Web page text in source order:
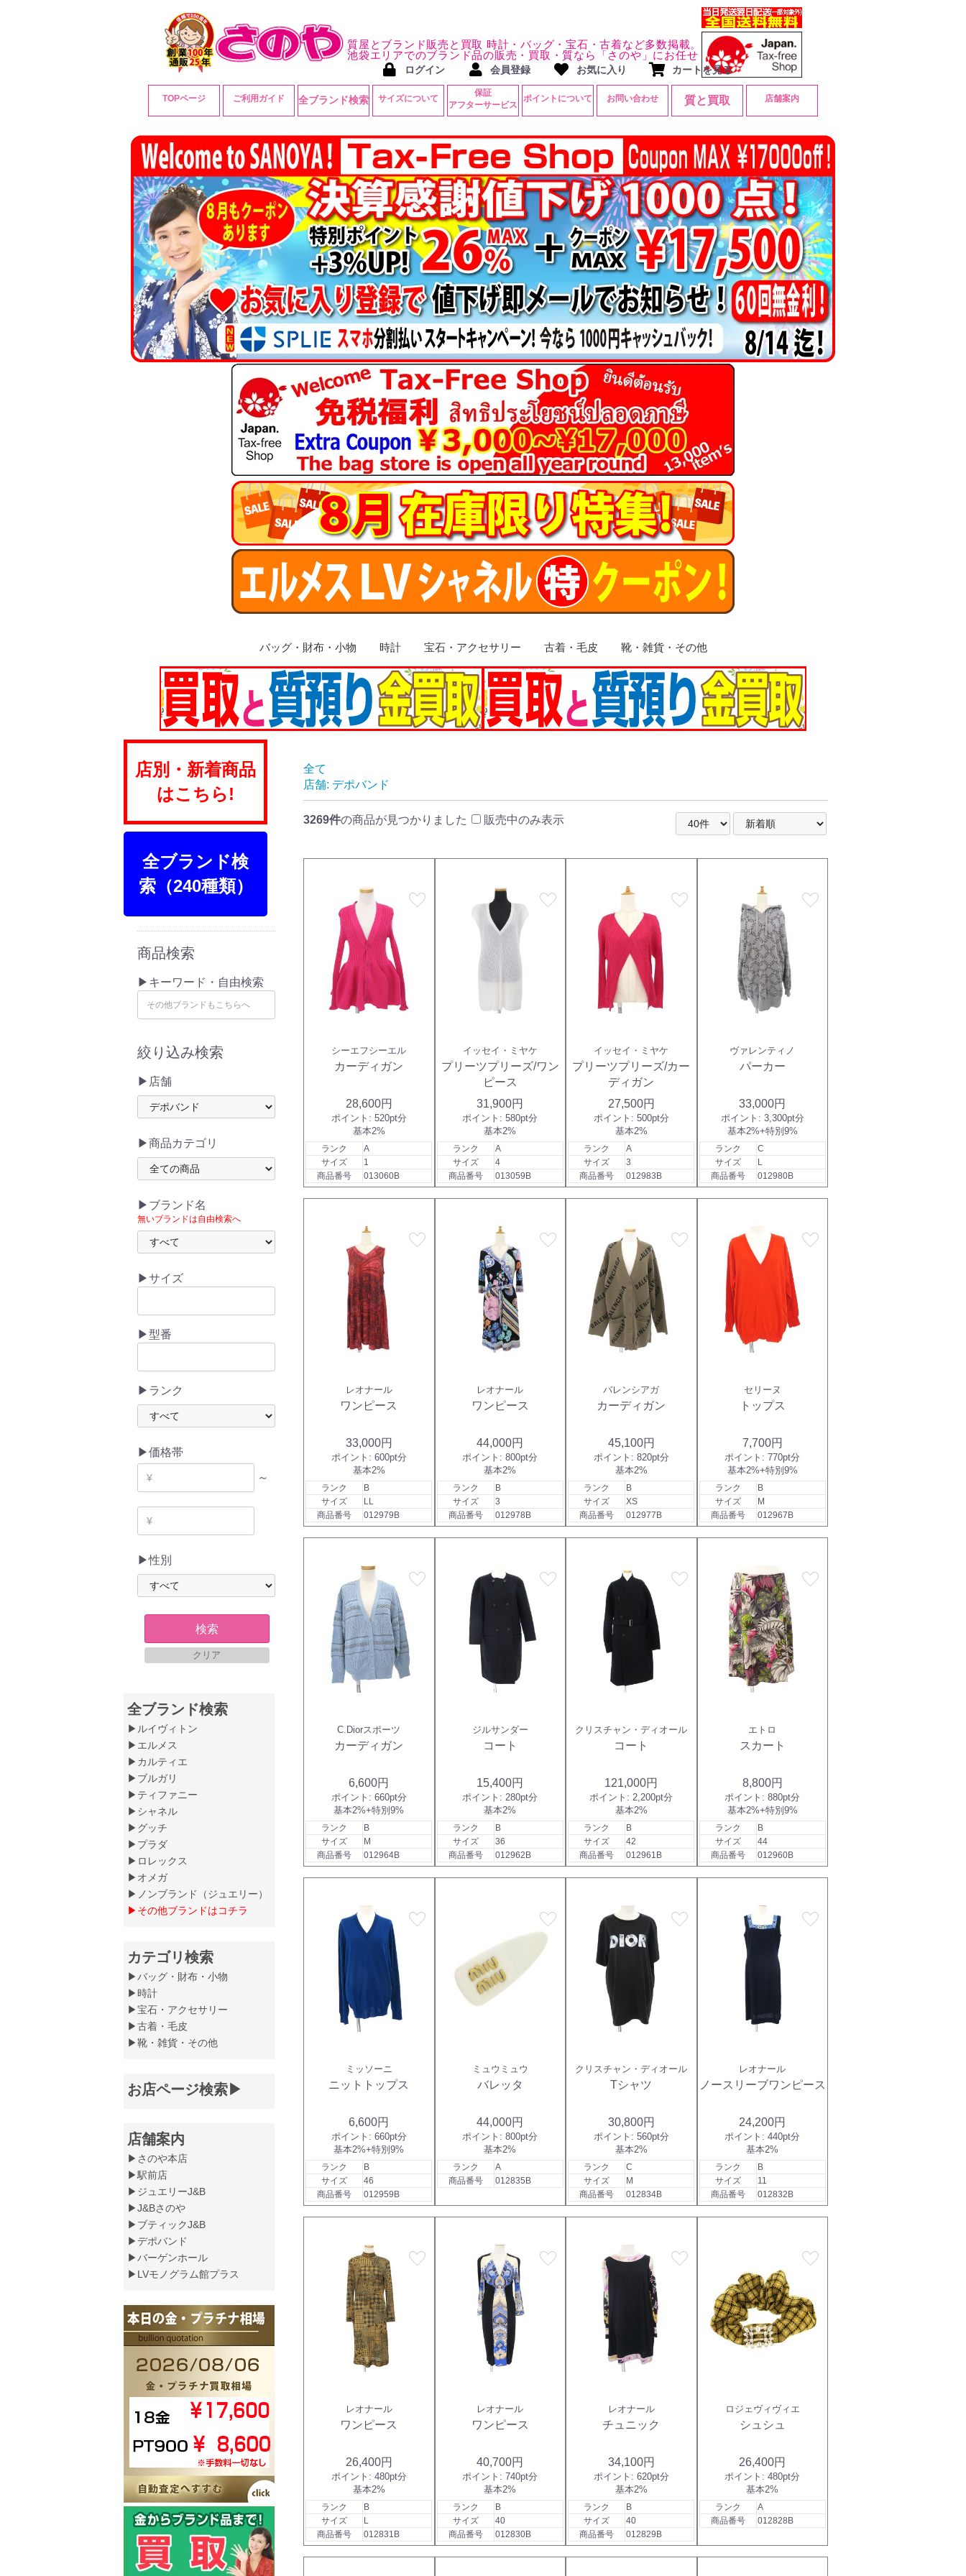
質屋とブランド販売と買取 時計・バッグ・宝石・古着など多数掲載。
池袋エリアでのブランド品の販売・買取・質なら「さのや」にお任せ
ログイン 会員登録 お気に入り カートを見る
TOPページ ご利用ガイド 全ブランド検索 サイズについて
保証
アフターサービス
ポイントについて お問い合わせ 質と買取 店舗案内
バッグ・財布・小物
ショルダー
ハンド
ボストン
トート
リュック
ビジネス
トランク
ポーチ
財布
時計 宝石・アクセサリー
リング
イヤリング
ネックレス
ブレスレット・バングル
ピアス
トップ
ブローチ
その他
古着・毛皮
トップス
ジャケット
ワンピース
コート
スーツ
スカート
ボトムス
毛皮
その他
靴・雑貨・その他
靴
手袋
帽子
サングラス
ライター
ネクタイ
ベルト
マフラー系
キーホルダー
食器・陶器
版画
その他
店別・新着商品
はこちら!
全ブランド検
索（240種類）
商品検索
▶キーワード・自由検索
絞り込み検索
▶店舗
▶商品カテゴリ
▶ブランド名
無いブランドは自由検索へ
▶サイズ
▶型番
▶ランク
▶価格帯
～
▶性別
検索
クリア
全ブランド検索
▶ルイヴィトン
▶エルメス
▶カルティエ
▶ブルガリ
▶ティファニー
▶シャネル
▶グッチ
▶プラダ
▶ロレックス
▶オメガ
▶ノンブランド（ジュエリー）
▶その他ブランドはコチラ
カテゴリ検索
▶バッグ・財布・小物
▶時計
▶宝石・アクセサリー
▶古着・毛皮
▶靴・雑貨・その他
お店ページ検索▶
店舗案内
▶さのや本店
▶駅前店
▶ジュエリーJ&B
▶J&Bさのや
▶ブティックJ&B
▶デポバンド
▶バーゲンホール
▶LVモノグラム館プラス
全て
店舗: デポバンド
3269件の商品が見つかりました 販売中のみ表示
favorite
シーエフシーエル
カーディガン
28,600円
ポイント: 520pt分
基本2%
ランク
A
サイズ
1
商品番号
013060B
favorite
イッセイ・ミヤケ
プリーツプリーズ/ワン
ピース
31,900円
ポイント:580pt分
基本2%
ランク
A
サイズ
4
商品番号
013059B
favorite
イッセイ・ミヤケ
プリーツプリーズ/カー
ディガン
27,500円
ポイント: 500pt分
基本2%
ランク
A
サイズ
3
商品番号
012983B
favorite
ヴァレンティノ
パーカー
33,000円
ポイント: 3,300pt分
基本2%+特別9%
ランク
C
サイズ
L
商品番号
012980B
favorite
レオナール
ワンピース
33,000円
ポイント: 600pt分
基本2%
ランク
B
サイズ
LL
商品番号
012979B
favorite
レオナール
ワンピース
44,000円
ポイント:800pt分
基本2%
ランク
B
サイズ
3
商品番号
012978B
favorite
バレンシアガ
カーディガン
45,100円
ポイント: 820pt分
基本2%
ランク
B
サイズ
XS
商品番号
012977B
favorite
セリーヌ
トップス
7,700円
ポイント:770pt分
基本2%+特別9%
ランク
B
サイズ
M
商品番号
012967B
favorite
C.Diorスポーツ
カーディガン
6,600円
ポイント: 660pt分
基本2%+特別9%
ランク
B
サイズ
M
商品番号
012964B
favorite
ジルサンダー
コート
15,400円
ポイント: 280pt分
基本2%
ランク
B
サイズ
36
商品番号
012962B
favorite
クリスチャン・ディオール
コート
121,000円
ポイント: 2,200pt分
基本2%
ランク
B
サイズ
42
商品番号
012961B
favorite
エトロ
スカート
8,800円
ポイント:880pt分
基本2%+特別9%
ランク
B
サイズ
44
商品番号
012960B
favorite
ミッソーニ
ニットトップス
6,600円
ポイント: 660pt分
基本2%+特別9%
ランク
B
サイズ
46
商品番号
012959B
favorite
ミュウミュウ
バレッタ
44,000円
ポイント:800pt分
基本2%
ランク
A
商品番号
012835B
favorite
クリスチャン・ディオール
Tシャツ
30,800円
ポイント: 560pt分
基本2%
ランク
C
サイズ
M
商品番号
012834B
favorite
レオナール
ノースリーブワンピース
24,200円
ポイント:440pt分
基本2%
ランク
B
サイズ
11
商品番号
012832B
favorite
レオナール
ワンピース
26,400円
ポイント: 480pt分
基本2%
ランク
B
サイズ
L
商品番号
012831B
favorite
レオナール
ワンピース
40,700円
ポイント:740pt分
基本2%
ランク
B
サイズ
40
商品番号
012830B
favorite
レオナール
チュニック
34,100円
ポイント: 620pt分
基本2%
ランク
B
サイズ
40
商品番号
012829B
favorite
ロジェヴィヴィエ
シュシュ
26,400円
ポイント:480pt分
基本2%
ランク
A
商品番号
012828B